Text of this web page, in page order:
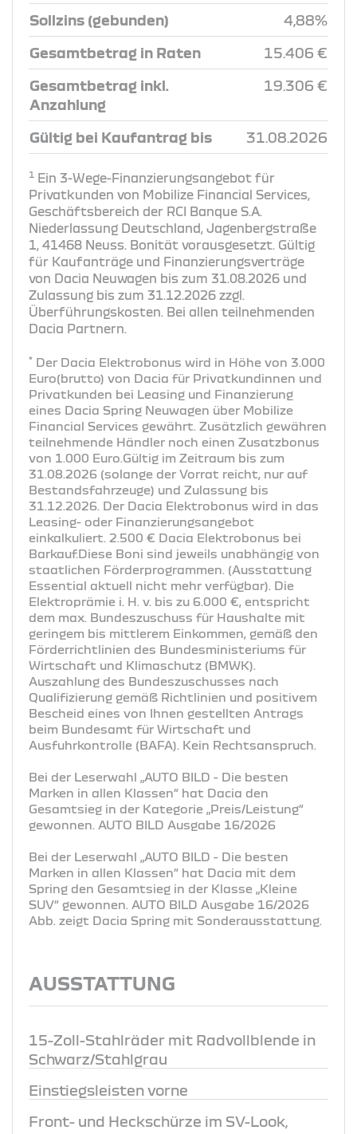
Sollzins (gebunden) 4,88%
Gesamtbetrag in Raten 15.406 €
Gesamtbetrag inkl.
Anzahlung
19.306 €
Gültig bei Kaufantrag bis 31.08.2026
1 Ein 3-Wege-Finanzierungsangebot für
Privatkunden von Mobilize Financial Services,
Geschäftsbereich der RCI Banque S.A.
Niederlassung Deutschland, Jagenbergstraße
1, 41468 Neuss. Bonität vorausgesetzt. Gültig
für Kaufanträge und Finanzierungsverträge
von Dacia Neuwagen bis zum 31.08.2026 und
Zulassung bis zum 31.12.2026 zzgl.
Überführungskosten. Bei allen teilnehmenden
Dacia Partnern.
* Der Dacia Elektrobonus wird in Höhe von 3.000
Euro(brutto) von Dacia für Privatkundinnen und
Privatkunden bei Leasing und Finanzierung
eines Dacia Spring Neuwagen über Mobilize
Financial Services gewährt. Zusätzlich gewähren
teilnehmende Händler noch einen Zusatzbonus
von 1.000 Euro.Gültig im Zeitraum bis zum
31.08.2026 (solange der Vorrat reicht, nur auf
Bestandsfahrzeuge) und Zulassung bis
31.12.2026. Der Dacia Elektrobonus wird in das
Leasing- oder Finanzierungsangebot
einkalkuliert. 2.500 € Dacia Elektrobonus bei
Barkauf.Diese Boni sind jeweils unabhängig von
staatlichen Förderprogrammen. (Ausstattung
Essential aktuell nicht mehr verfügbar). Die
Elektroprämie i. H. v. bis zu 6.000 €, entspricht
dem max. Bundeszuschuss für Haushalte mit
geringem bis mittlerem Einkommen, gemäß den
Förderrichtlinien des Bundesministeriums für
Wirtschaft und Klimaschutz (BMWK).
Auszahlung des Bundeszuschusses nach
Qualifizierung gemäß Richtlinien und positivem
Bescheid eines von Ihnen gestellten Antrags
beim Bundesamt für Wirtschaft und
Ausfuhrkontrolle (BAFA). Kein Rechtsanspruch.
Bei der Leserwahl „AUTO BILD - Die besten
Marken in allen Klassen“ hat Dacia den
Gesamtsieg in der Kategorie „Preis/Leistung“
gewonnen. AUTO BILD Ausgabe 16/2026
Bei der Leserwahl „AUTO BILD - Die besten
Marken in allen Klassen“ hat Dacia mit dem
Spring den Gesamtsieg in der Klasse „Kleine
SUV“ gewonnen. AUTO BILD Ausgabe 16/2026
Abb. zeigt Dacia Spring mit Sonderausstattung.
AUSSTATTUNG
15-Zoll-Stahlräder mit Radvollblende in
Schwarz/Stahlgrau
Einstiegsleisten vorne
Front- und Heckschürze im SV-Look,